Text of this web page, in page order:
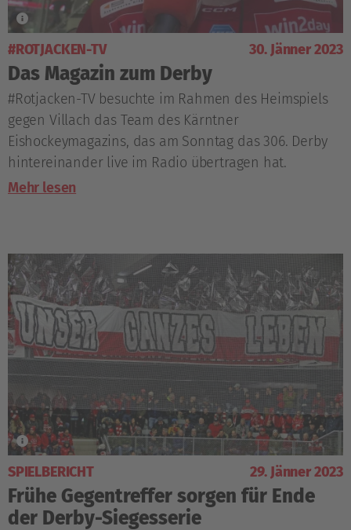
#ROTJACKEN-TV 30. Jänner 2023
Das Magazin zum Derby
#Rotjacken-TV besuchte im Rahmen des Heimspiels
gegen Villach das Team des Kärntner
Eishockeymagazins, das am Sonntag das 306. Derby
hintereinander live im Radio übertragen hat.
Mehr lesen
SPIELBERICHT 29. Jänner 2023
Frühe Gegentreffer sorgen für Ende
der Derby-Siegesserie